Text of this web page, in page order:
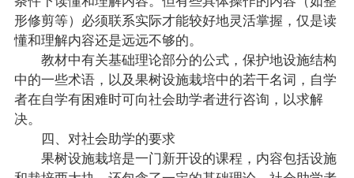
形修剪等）必须联系实际才能较好地灵活掌握，仅是读
懂和理解内容还是远远不够的。
教材中有关基础理论部分的公式，保护地设施结构
中的一些术语，以及果树设施栽培中的若干名词，自学
者在自学有困难时可向社会助学者进行咨询，以求解
决。
四、对社会助学的要求
果树设施栽培是一门新开设的课程，内容包括设施